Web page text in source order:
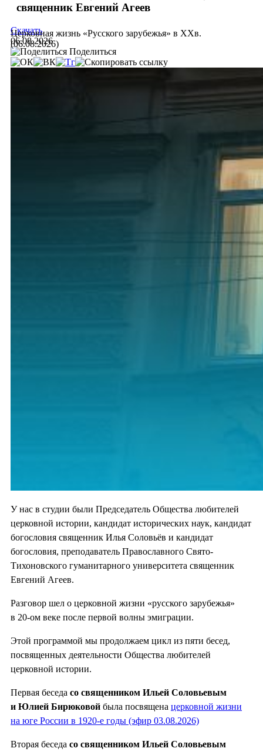
священник Евгений Агеев
Церковная жизнь «Русского зарубежья» в ХХв.
(06.08.2026)
Скачать
06.08.2026
Поделиться
У нас в студии были Председатель Общества любителей
церковной истории, кандидат исторических наук, кандидат
богословия священник Илья Соловьёв и кандидат
богословия, преподаватель Православного Свято-
Тихоновского гуманитарного университета священник
Евгений Агеев.
Разговор шел о церковной жизни «русского зарубежья»
в 20-ом веке после первой волны эмиграции.
Этой программой мы продолжаем цикл из пяти бесед,
посвященных деятельности Общества любителей
церковной истории.
Первая беседа со священником Ильей Соловьевым
и Юлией Бирюковой была посвящена церковной жизни
на юге России в 1920-е годы (эфир 03.08.2026)
Вторая беседа со священником Ильей Соловьевым